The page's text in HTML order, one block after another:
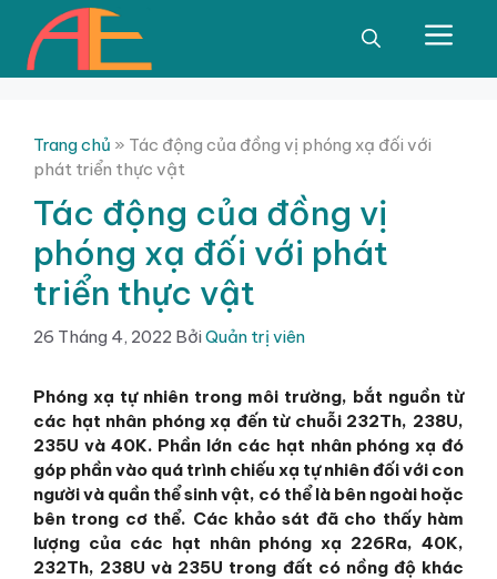
Chuyển
dung
Trang chủ » Tác động của đồng vị phóng xạ đối với
phát triển thực vật
Tác động của đồng vị
phóng xạ đối với phát
triển thực vật
26 Tháng 4, 2022 BởiQuản trị viên
Phóng xạ tự nhiên trong môi trường, bắt nguồn từ
các hạt nhân phóng xạ đến từ chuỗi 232Th, 238U,
235U và 40K. Phần lớn các hạt nhân phóng xạ đó
góp phần vào quá trình chiếu xạ tự nhiên đối với con
người và quần thể sinh vật, có thể là bên ngoài hoặc
bên trong cơ thể. Các khảo sát đã cho thấy hàm
lượng của các hạt nhân phóng xạ 226Ra, 40K,
232Th, 238U và 235U trong đất có nồng độ khác